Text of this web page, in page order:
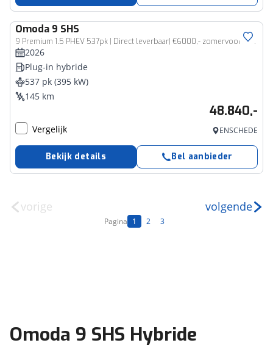
Omoda 9 SHS
9 Premium 1.5 PHEV 537pk | Direct leverbaar| €6000,- zomervoordeel* | Adaptive cruise | Leder | Pano dak | HUD | 360 cam | Keyless | 20 inch
2026
Plug-in hybride
537 pk (395 kW)
145 km
48.840,-
Vergelijk ENSCHEDE
Bekijk details Bel aanbieder
vorige
Pagina 1 2 3
volgende
Omoda 9 SHS Hybride